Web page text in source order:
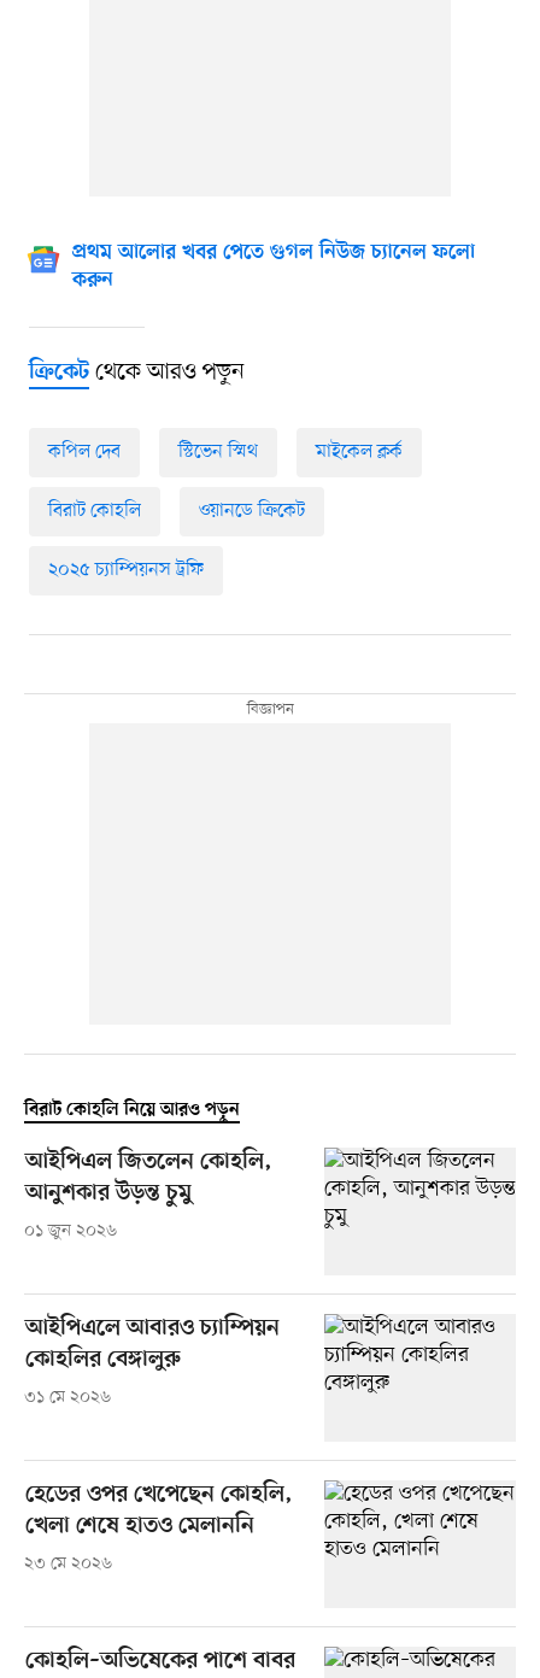
প্রথম আলোর খবর পেতে গুগল নিউজ চ্যানেল ফলো
করুন
ক্রিকেটথেকে আরও পড়ুন
কপিল দেব স্টিভেন স্মিথ মাইকেল ক্লর্ক
বিরাট কোহলি ওয়ানডে ক্রিকেট
২০২৫ চ্যাম্পিয়নস ট্রফি
বিরাট কোহলি নিয়ে আরও পড়ুন
আইপিএল জিতলেন কোহলি,
আনুশকার উড়ন্ত চুমু
০১ জুন ২০২৬
আইপিএলে আবারও চ্যাম্পিয়ন
কোহলির বেঙ্গালুরু
৩১ মে ২০২৬
হেডের ওপর খেপেছেন কোহলি,
খেলা শেষে হাতও মেলাননি
২৩ মে ২০২৬
কোহলি–অভিষেকের পাশে বাবর